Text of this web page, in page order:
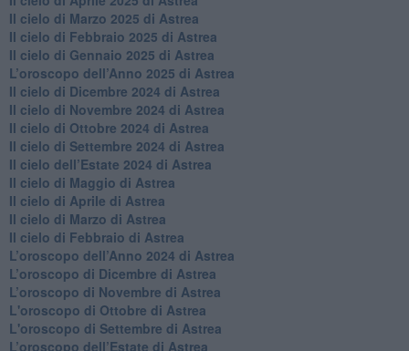
Il cielo di Marzo 2025 di Astrea
​Il cielo di Febbraio 2025 di Astrea
Il cielo di Gennaio 2025 di Astrea
​L’oroscopo dell’Anno 2025 di Astrea
​Il cielo di Dicembre 2024 di Astrea
Il cielo di Novembre 2024 di Astrea
​Il cielo di Ottobre 2024 di Astrea
​Il cielo di Settembre 2024 di Astrea
Il cielo dell’Estate 2024 di Astrea
Il cielo di Maggio di Astrea
Il cielo di Aprile di Astrea
​Il cielo di Marzo di Astrea
​Il cielo di Febbraio di Astrea
​L’oroscopo dell’Anno 2024 di Astrea
​L’oroscopo di Dicembre di Astrea
​L’oroscopo di Novembre di Astrea
L'oroscopo di Ottobre di Astrea
L'oroscopo di Settembre di Astrea
L’oroscopo dell’Estate di Astrea